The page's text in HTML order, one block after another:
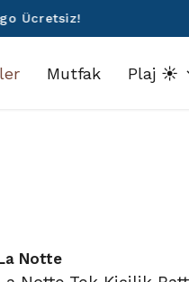
Mutfak Plaj ☀️
Notte